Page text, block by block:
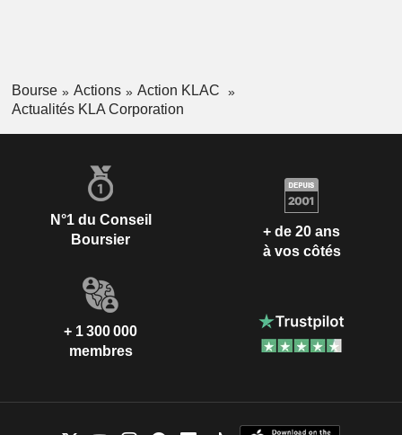
Bourse Actions
Action KLAC
Actualités KLA Corporation
N°1 du Conseil
Boursier
+ de 20 ans
à vos côtés
+ 1 300 000
membres